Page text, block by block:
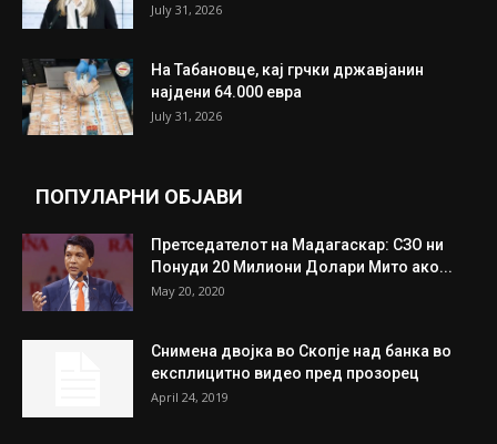
July 31, 2026
На Табановце, кај грчки државјанин
најдени 64.000 евра
July 31, 2026
ПОПУЛАРНИ ОБЈАВИ
Претседателот на Мадагаскар: СЗО ни
Понуди 20 Милиони Долари Мито ако...
May 20, 2020
Снимена двојка во Скопје над банка во
експлицитно видео пред прозорец
April 24, 2019